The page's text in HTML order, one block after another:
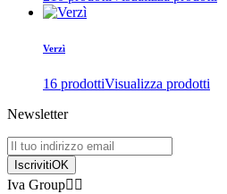
Verzì
16 prodottiVisualizza prodotti
Newsletter
IscrivitiOK
Iva Group 